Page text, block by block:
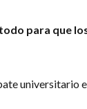
para que
universitario